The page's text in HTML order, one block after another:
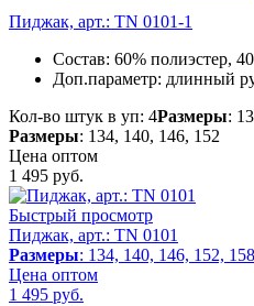
Пиджак, арт.: TN 0101-1
Состав: 60% полиэстер,
Доп.параметр: длинный
Кол-во штук в уп: 4Размеры:
Размеры: 134, 140, 146, 152
Цена оптом
1 495 руб.
Быстрый просмотр
Пиджак, арт.: TN 0101
Размеры: 134, 140, 146, 152, 158
Цена оптом
1 495 руб.